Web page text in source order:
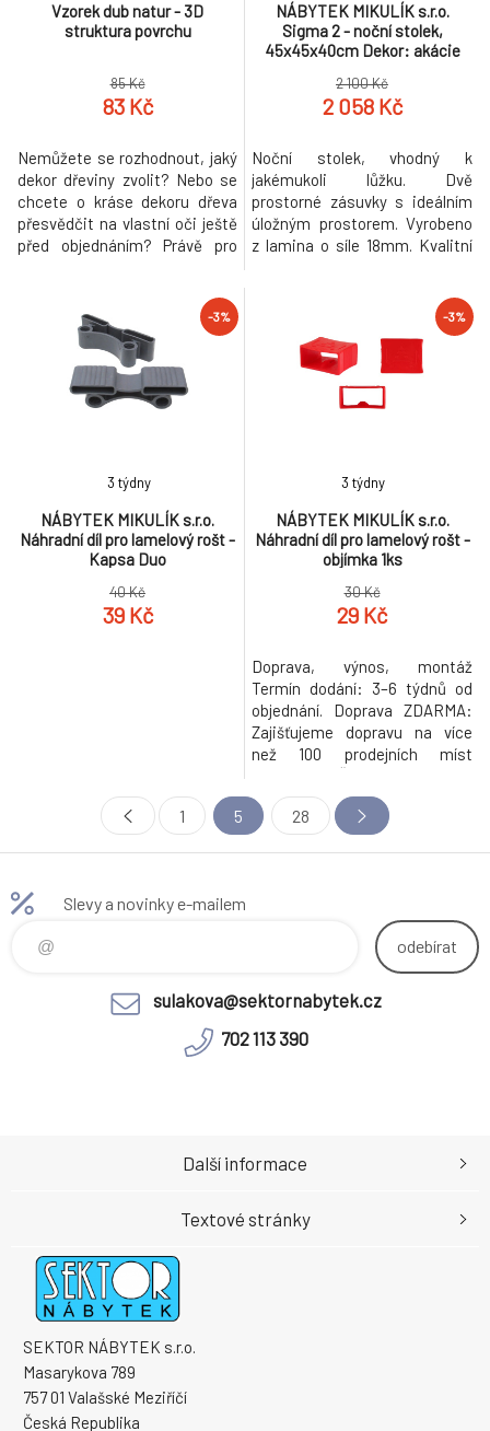
Vzorek dub natur - 3D
struktura povrchu
85 Kč
83 Kč
Nemůžete se rozhodnout, jaký
dekor dřeviny zvolit? Nebo se
chcete o kráse dekoru dřeva
přesvědčit na vlastní oči ještě
před objednáním? Právě pro
Vaše kandidáty a rádi Vám je
zašleme a zaplatíme za Vás
NÁBYTEK MIKULÍK s.r.o.
Sigma 2 - noční stolek,
45x45x40cm Dekor: akácie
2 100 Kč
2 058 Kč
Noční stolek, vhodný k
jakémukoli lůžku. Dvě
prostorné zásuvky s ideálním
úložným prostorem. Vyrobeno
z lamina o síle 18mm. Kvalitní
otevírání. Výběr akčních dekorů.
Kvalitní kování a spojovací
materiál je bez použití
plastových součástek,vyjma
ochranných krytek.
-3%
NÁBYTEK MIKULÍK s.r.o.
Náhradní díl pro lamelový rošt -
Kapsa Duo
3 týdny
40 Kč
39 Kč
-3%
NÁBYTEK MIKULÍK s.r.o.
Náhradní díl pro lamelový rošt -
objímka 1ks
3 týdny
30 Kč
29 Kč
Doprava, výnos, montáž
Termín dodání: 3–6 týdnů od
objednání. Doprava ZDARMA:
Zajišťujeme dopravu na více
než 100 prodejních míst
na Slovensku. Pro dopravu až k
Vám domů si při objednávce
zboží jednoduše tuto volbu
Služba výnosu je ind
1 5 28
Slevy a novinky e-mailem
odebírat
sulakova@sektornabytek.cz
702 113 390
SEKTOR NÁBYTEK s.r.o.
Masarykova 789
757 01 Valašské Meziříčí
Česká Republika
Další informace
Textové stránky